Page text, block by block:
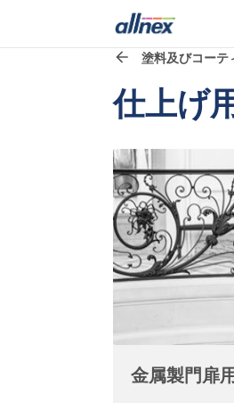
塗料及びコーテ
仕上げ
金属製門扉